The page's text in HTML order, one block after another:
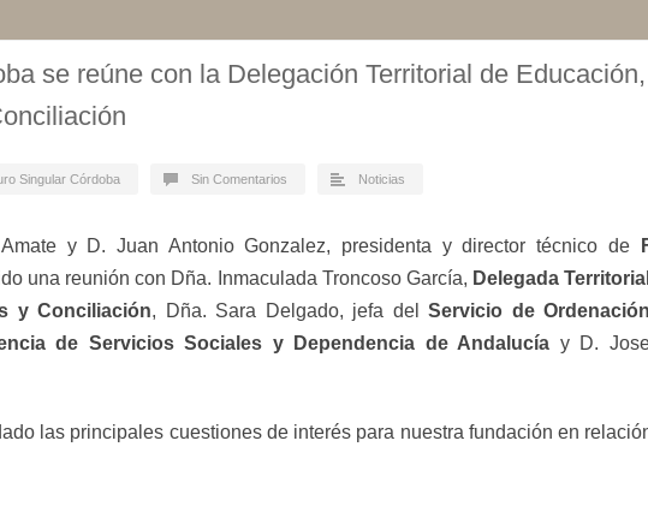
se reúne con la Delegación Territorial de
Singular Córdoba Sin Comentarios Noticias
y D. Juan Antonio Gonzalez, presidenta y director técnico de
una reunión con Dña. Inmaculada Troncoso García, Delegada
y Conciliación, Dña. Sara Delgado, jefa delServicio de
de Servicios Sociales y Dependencia de Andalucía y D.
las principales cuestiones de interés para nuestra fundación en